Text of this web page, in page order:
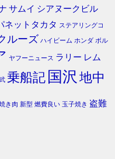
サムイ シアヌークビル
ネットタカタ ステアリングコ
ルーズ ハイビーム ホンダ ボル
ヤフーニュース ラリー レム
乗船記 国沢 地中
き肉 新型 燃費良い 玉子焼き 盗難